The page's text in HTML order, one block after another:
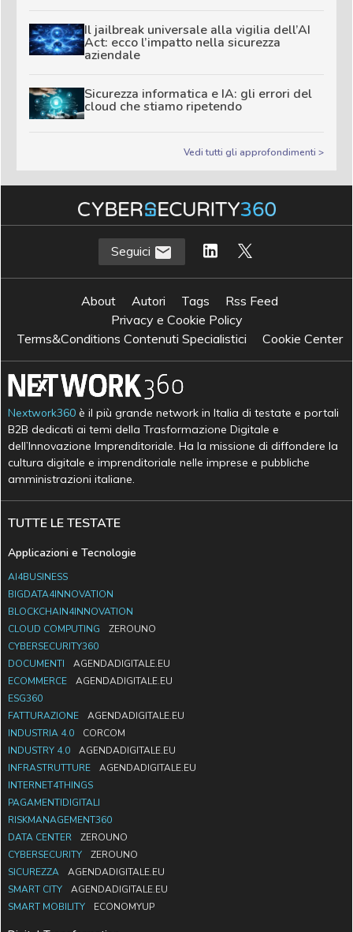
Il jailbreak universale alla vigilia dell’AI
Act: ecco l’impatto nella sicurezza
aziendale
Sicurezza informatica e IA: gli errori del
cloud che stiamo ripetendo
Vedi tutti gli approfondimenti >
Seguici
About Autori Tags
Rss Feed
Privacy e Cookie Policy
Terms&Conditions Contenuti Specialistici
Cookie Center
Nextwork360 è il più grande network in Italia di testate e portali
B2B dedicati ai temi della Trasformazione Digitale e
dell’Innovazione Imprenditoriale. Ha la missione di diffondere la
cultura digitale e imprenditoriale nelle imprese e pubbliche
amministrazioni italiane.
TUTTE LE TESTATE
Applicazioni e Tecnologie
AI4BUSINESS
BIGDATA4INNOVATION
BLOCKCHAIN4INNOVATION
CLOUD COMPUTING
ZEROUNO
CYBERSECURITY360
DOCUMENTI
AGENDADIGITALE.EU
ECOMMERCE
AGENDADIGITALE.EU
ESG360
FATTURAZIONE
AGENDADIGITALE.EU
INDUSTRIA 4.0
CORCOM
INDUSTRY 4.0
AGENDADIGITALE.EU
INFRASTRUTTURE
AGENDADIGITALE.EU
INTERNET4THINGS
PAGAMENTIDIGITALI
RISKMANAGEMENT360
DATA CENTER
ZEROUNO
CYBERSECURITY
ZEROUNO
SICUREZZA
AGENDADIGITALE.EU
SMART CITY
AGENDADIGITALE.EU
SMART MOBILITY
ECONOMYUP